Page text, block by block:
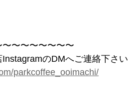
〜〜〜〜〜〜〜
InstagramのDMへご連絡下さい
parkcoffee_ooimachi/